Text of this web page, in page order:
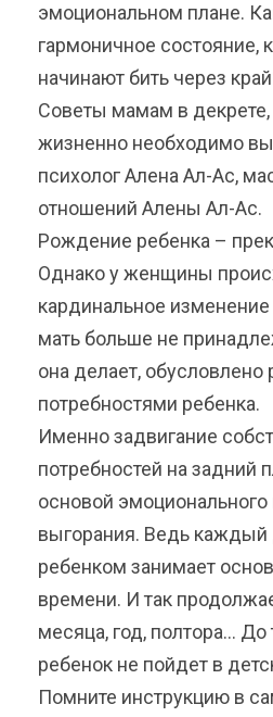
эмоциональном плане.
гармоничное состояние,
начинают бить через
Советы мамам в
жизненно необходимо
психолог Алена Ал-Ас,
отношений Алены Ал-Ас.
Рождение ребенка –
Однако у женщины
кардинальное
мать больше не
она делает,
потребностями ребенка.
Именно задвигание
потребностей на задний
основой
выгорания. Ведь каждый
ребенком занимает
времени. И так
месяца, год, полтора… До
ребенок не пойдет в
Помните инструкцию в